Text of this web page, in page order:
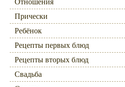
Отношения
Прически
Ребёнок
Рецепты первых блюд
Рецепты вторых блюд
Свадьба